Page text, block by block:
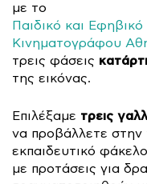
με το
Παιδικό και
Κινηματογράφου
τρεις φάσεις
της εικόνας.
Επιλέξαμε τρεις
να προβάλλετε στην
εκπαιδευτικό
με προτάσεις για